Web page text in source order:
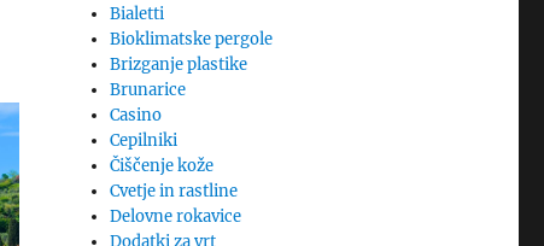
Bialetti
Bioklimatske pergole
Brizganje plastike
Brunarice
Casino
Cepilniki
Čiščenje kože
Cvetje in rastline
Delovne rokavice
Dodatki za vrt